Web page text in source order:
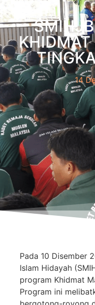
14
Pada 10 Disember
Islam Hidayah
program Khidmat
Program ini